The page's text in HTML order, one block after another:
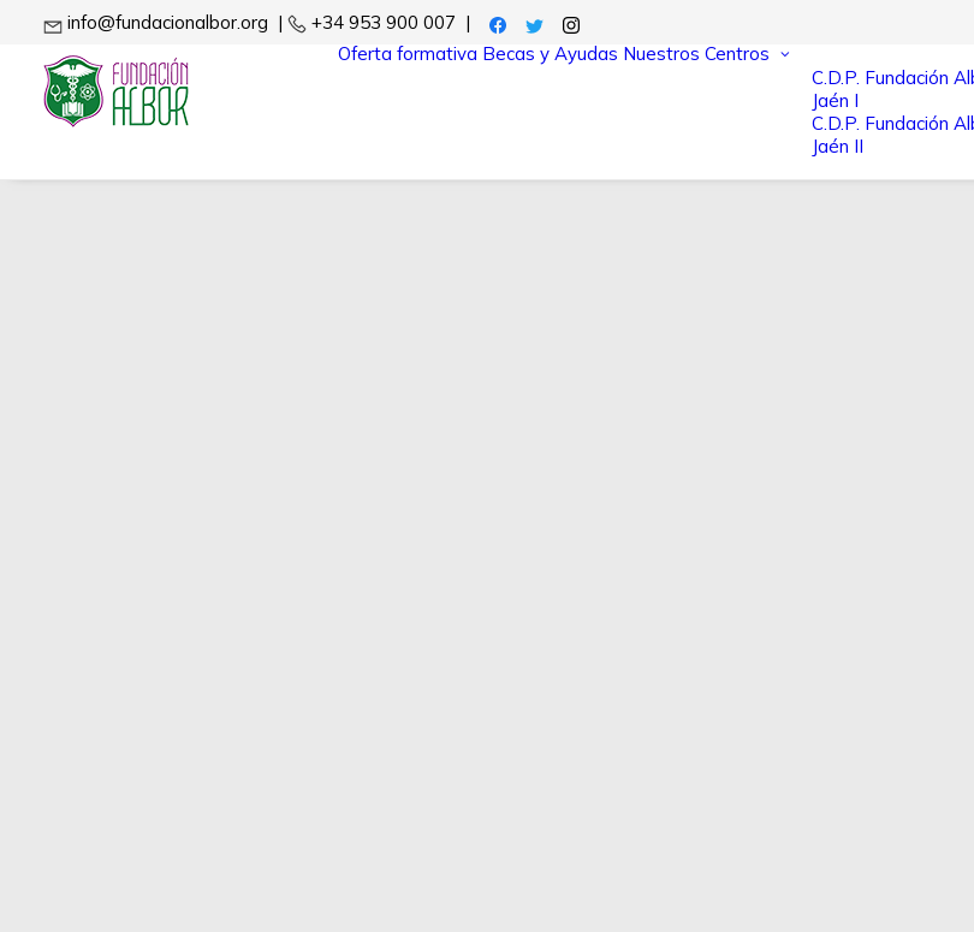
info@fundacionalbor.org | +34 953 900 007 |
Oferta formativa Becas y Ayudas Nuestros Centros
C.D.P. Fundación
Jaén I
C.D.P. Fundación
Jaén II